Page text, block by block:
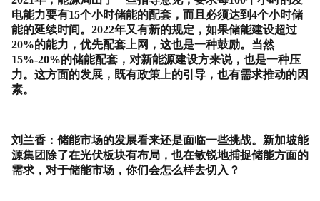
电能力要有15个小时储能的配套，而且必须达到4个小时储
能的延续时间。 2022年又有新的规定，如果储能建设超过
20%的能力，优先配套上网，这也是一种鼓励。当然
15%-20%的储能配套，对新能源建设方来说，也是一种压
力。这方面的发展，既有政策上的引导，也有需求推动的因
素。
刘兰香：储能市场的发展看来还是面临一些挑战。新加坡能
源集团除了在光伏板块有布局，也在敏锐地捕捉储能方面的
需求，对于储能市场，你们会怎么样去切入？